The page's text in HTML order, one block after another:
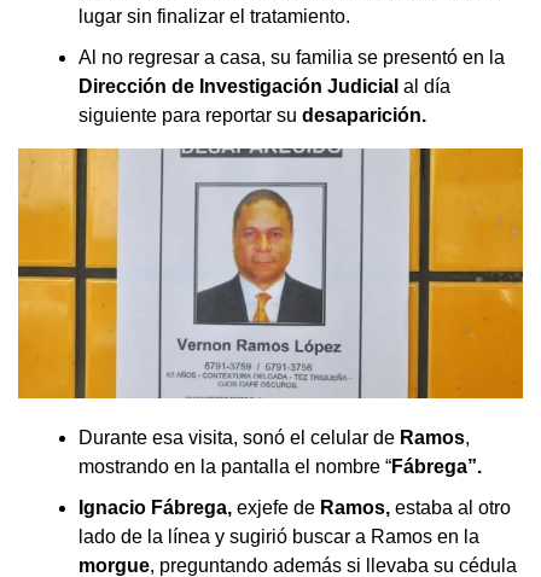
lugar sin finalizar el tratamiento.
Al no regresar a casa, su familia se presentó en la
Dirección de Investigación Judicial al día
siguiente para reportar su desaparición.
Durante esa visita, sonó el celular de Ramos,
mostrando en la pantalla el nombre “Fábrega”.
Ignacio Fábrega, exjefe de Ramos, estaba al otro
lado de la línea y sugirió buscar a Ramos en la
morgue, preguntando además si llevaba su cédula